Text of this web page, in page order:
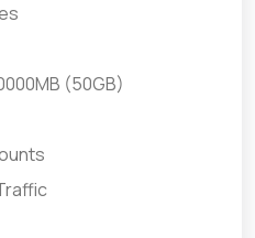
(50GB)